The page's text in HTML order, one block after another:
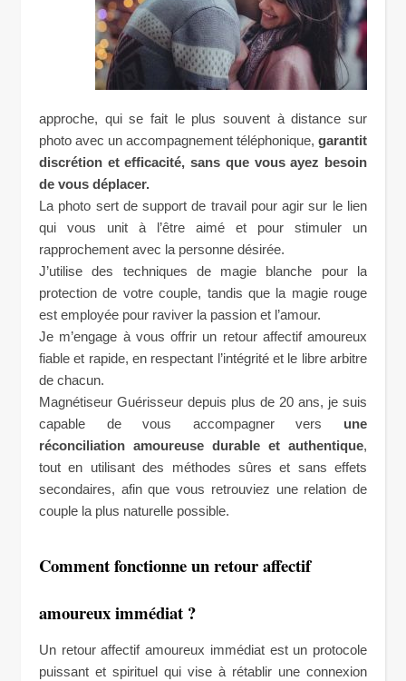
approche, qui se fait le plus souvent à distance sur
photo avec un accompagnement téléphonique, garantit
discrétion et efficacité, sans que vous ayez besoin
de vous déplacer.
La photo sert de support de travail pour agir sur le lien
qui vous unit à l’être aimé et pour stimuler un
rapprochement avec la personne désirée.
J’utilise des techniques de magie blanche pour la
protection de votre couple, tandis que la magie rouge
est employée pour raviver la passion et l’amour.
Je m’engage à vous offrir un retour affectif amoureux
fiable et rapide, en respectant l’intégrité et le libre arbitre
de chacun.
Magnétiseur Guérisseur depuis plus de 20 ans, je suis
capable de vous accompagner vers une
réconciliation amoureuse durable et authentique,
tout en utilisant des méthodes sûres et sans effets
secondaires, afin que vous retrouviez une relation de
couple la plus naturelle possible.
Comment fonctionne un retour affectif
amoureux immédiat ?
Un retour affectif amoureux immédiat est un protocole
puissant et spirituel qui vise à rétablir une connexion